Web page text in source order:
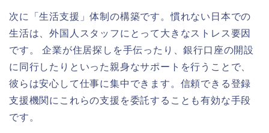
次に「生活支援」体制の構築です。慣れない日本での
生活は、外国人スタッフにとって大きなストレス要因
です。 企業が住居探しを手伝ったり、銀行口座の開設
に同行したりといった親身なサポートを行うことで、
彼らは安心して仕事に集中できます。信頼できる登録
支援機関にこれらの支援を委託することも有効な手段
です。